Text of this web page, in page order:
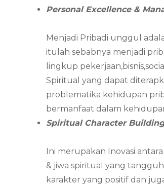
Personal Excellence &
Menjadi Pribadi unggul
itulah sebabnya menjadi
lingkup
Spiritual yang dapat
problematika kehidupan
bermanfaat dalam
Spiritual Character
Ini merupakan Inovasi
& jiwa spiritual yang
karakter yang positif dan